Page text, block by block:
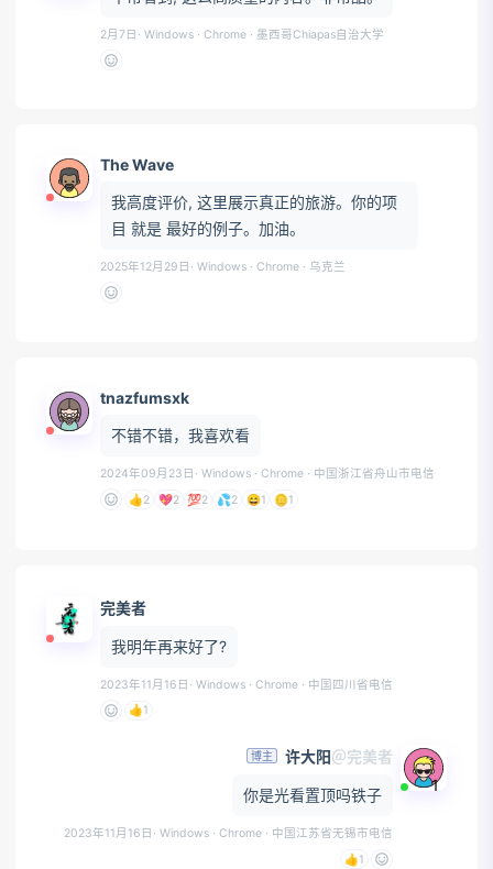
😰
2月7日 · Windows · Chrome · 墨西哥Chiapas自治大学
The Wave
我高度评价, 这里展示真正的旅游。你的项
目 就是 最好的例子。加油。
2025年12月29日 · Windows · Chrome · 乌克兰
tnazfumsxk
不错不错，我喜欢看
2024年09月23日 · Windows · Chrome · 中国浙江省舟山市电信
👍2 💖2 💯2 💦2 😄1 🪙1
完美者
我明年再来好了?
2023年11月16日 · Windows · Chrome · 中国四川省电信
👍1
1
博主 许大阳＠完美者
你是光看置顶吗铁子
2023年11月16日 · Windows · Chrome · 中国江苏省无锡市电信
👍1